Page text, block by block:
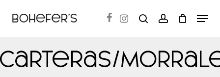
content
search accountMenu
Carteras/